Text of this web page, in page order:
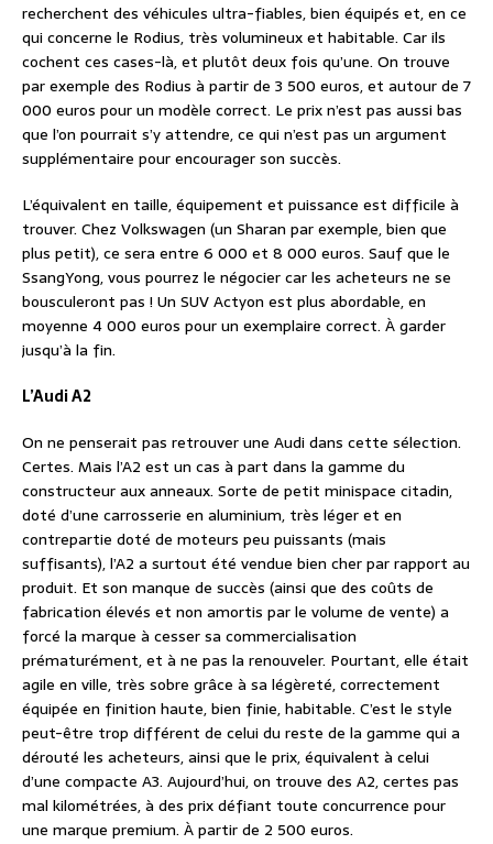
recherchent des véhicules ultra-fiables, bien équipés et, en ce
qui concerne le Rodius, très volumineux et habitable. Car ils
cochent ces cases-là, et plutôt deux fois qu’une. On trouve
par exemple des Rodius à partir de 3 500 euros, et autour de 7
000 euros pour un modèle correct. Le prix n’est pas aussi bas
que l’on pourrait s’y attendre, ce qui n’est pas un argument
supplémentaire pour encourager son succès.
L’équivalent en taille, équipement et puissance est difficile à
trouver. Chez Volkswagen (un Sharan par exemple, bien que
plus petit), ce sera entre 6 000 et 8 000 euros. Sauf que le
SsangYong, vous pourrez le négocier car les acheteurs ne se
bousculeront pas ! Un SUV Actyon est plus abordable, en
moyenne 4 000 euros pour un exemplaire correct. À garder
jusqu’à la fin.
L’Audi A2
On ne penserait pas retrouver une Audi dans cette sélection.
Certes. Mais l’A2 est un cas à part dans la gamme du
constructeur aux anneaux. Sorte de petit minispace citadin,
doté d’une carrosserie en aluminium, très léger et en
contrepartie doté de moteurs peu puissants (mais
suffisants), l’A2 a surtout été vendue bien cher par rapport au
produit. Et son manque de succès (ainsi que des coûts de
fabrication élevés et non amortis par le volume de vente) a
forcé la marque à cesser sa commercialisation
prématurément, et à ne pas la renouveler. Pourtant, elle était
agile en ville, très sobre grâce à sa légèreté, correctement
équipée en finition haute, bien finie, habitable. C’est le style
peut-être trop différent de celui du reste de la gamme qui a
dérouté les acheteurs, ainsi que le prix, équivalent à celui
d’une compacte A3. Aujourd’hui, on trouve des A2, certes pas
mal kilométrées, à des prix défiant toute concurrence pour
une marque premium. À partir de 2 500 euros.